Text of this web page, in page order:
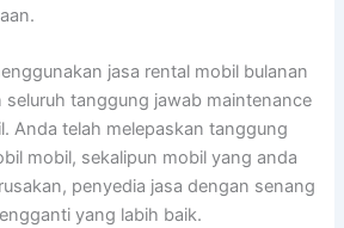
jasa rental mobil bulanan
seluruh tanggung jawab maintenance
Anda telah melepaskan tanggung
mobil, sekalipun mobil yang anda
penyedia jasa dengan senang
yang labih baik.